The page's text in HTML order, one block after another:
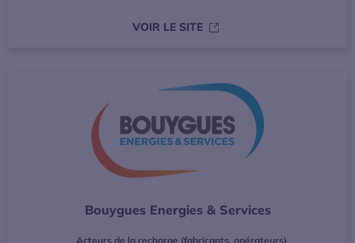
VOIR LE SITES’OUVRE DANS UNE
Bouygues Energies & Services
Acteurs de la recharge (fabricants, opérateurs)